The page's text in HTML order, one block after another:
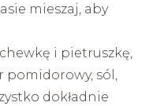
mieszaj, aby
i pietruszkę,
pomidorowy, sól,
dokładnie